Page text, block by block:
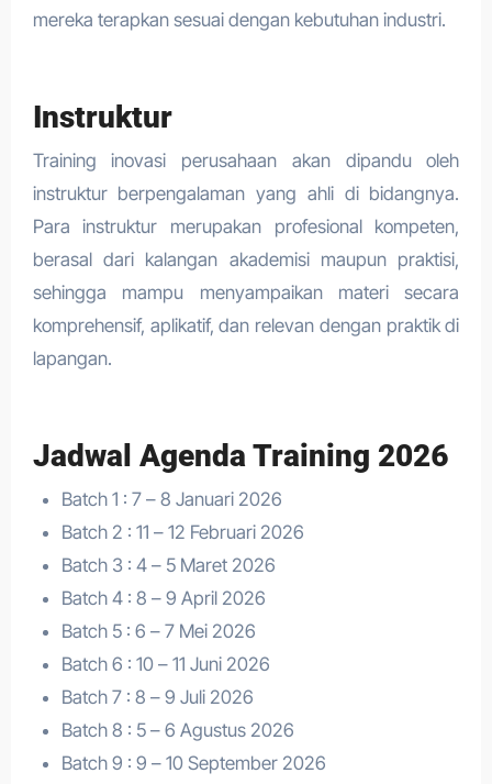
mereka terapkan sesuai dengan kebutuhan industri.
Instruktur
Training inovasi perusahaan akan dipandu oleh
instruktur berpengalaman yang ahli di bidangnya.
Para instruktur merupakan profesional kompeten,
berasal dari kalangan akademisi maupun praktisi,
sehingga mampu menyampaikan materi secara
komprehensif, aplikatif, dan relevan dengan praktik di
lapangan.
Jadwal Agenda Training 2026
Batch 1 : 7 – 8 Januari 2026
Batch 2 : 11 – 12 Februari 2026
Batch 3 : 4 – 5 Maret 2026
Batch 4 : 8 – 9 April 2026
Batch 5 : 6 – 7 Mei 2026
Batch 6 : 10 – 11 Juni 2026
Batch 7 : 8 – 9 Juli 2026
Batch 8 : 5 – 6 Agustus 2026
Batch 9 : 9 – 10 September 2026